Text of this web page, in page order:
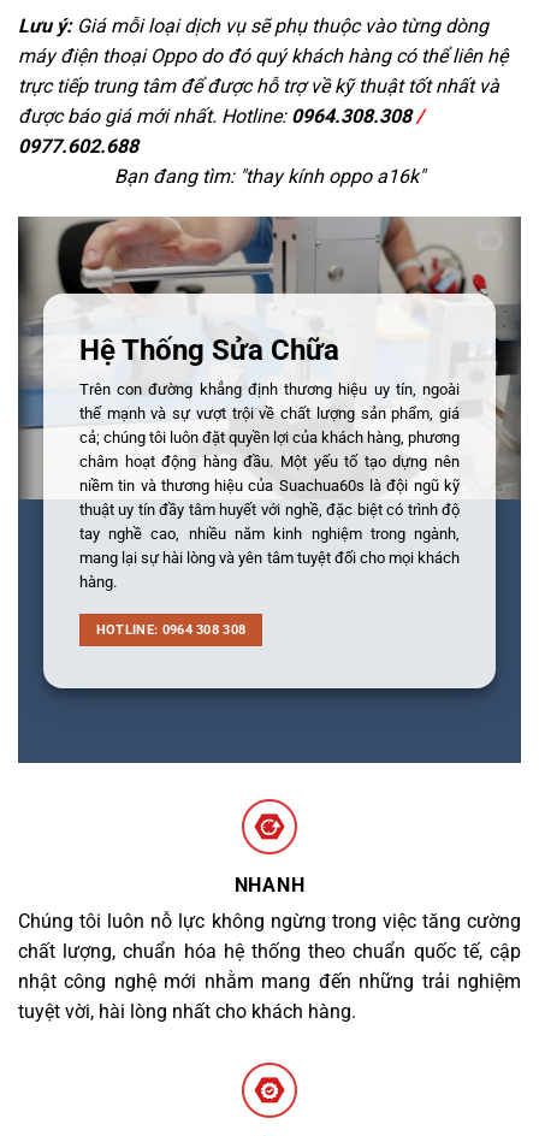
Lưu ý:Giá mỗi loại dịch vụ sẽ phụ thuộc vào từng dòng
máy điện thoại Oppo do đó quý khách hàng có thể liên hệ
trực tiếp trung tâm để được hỗ trợ về kỹ thuật tốt nhất và
được báo giá mới nhất. Hotline: 0964.308.308/
0977.602.688
Bạn đang tìm: "thay kính oppo a16k"
Hệ Thống Sửa Chữa
Trên con đường khẳng định thương hiệu uy tín, ngoài
thế mạnh và sự vượt trội về chất lượng sản phẩm, giá
cả; chúng tôi luôn đặt quyền lợi của khách hàng, phương
châm hoạt động hàng đầu. Một yếu tố tạo dựng nên
niềm tin và thương hiệu của Suachua60s là đội ngũ kỹ
thuật uy tín đầy tâm huyết với nghề, đặc biệt có trình độ
tay nghề cao, nhiều năm kinh nghiệm trong ngành,
mang lại sự hài lòng và yên tâm tuyệt đối cho mọi khách
hàng.
HOTLINE: 0964 308 308
NHANH
Chúng tôi luôn nỗ lực không ngừng trong việc tăng cường
chất lượng, chuẩn hóa hệ thống theo chuẩn quốc tế, cập
nhật công nghệ mới nhằm mang đến những trải nghiệm
tuyệt vời, hài lòng nhất cho khách hàng.